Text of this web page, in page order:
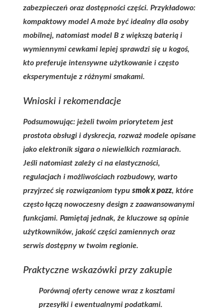
zabezpieczeń oraz dostępności części. Przykładowo:
kompaktowy model A może być idealny dla osoby
mobilnej, natomiast model B z większą baterią i
wymiennymi cewkami lepiej sprawdzi się u kogoś,
kto preferuje intensywne użytkowanie i często
eksperymentuje z różnymi smakami.
Wnioski i rekomendacje
Podsumowując: jeżeli twoim priorytetem jest
prostota obsługi i dyskrecja, rozważ modele opisane
jako elektr onik sigara o niewielkich rozmiarach.
Jeśli natomiast zależy ci na elastyczności,
regulacjach i możliwościach rozbudowy, warto
przyjrzeć się rozwiązaniom typu smok x pozz, które
często łączą nowoczesny design z zaawansowanymi
funkcjami. Pamiętaj jednak, że kluczowe są opinie
użytkowników, jakość części zamiennych oraz
serwis dostępny w twoim regionie.
Praktyczne wskazówki przy zakupie
Porównaj oferty cenowe wraz z kosztami
przesyłki i ewentualnymi podatkami.